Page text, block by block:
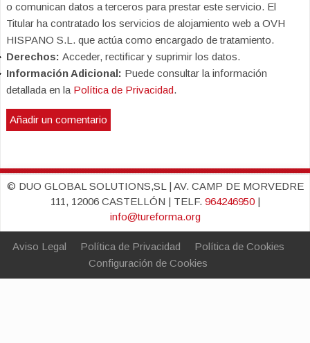
o comunican datos a terceros para prestar este servicio. El
Titular ha contratado los servicios de alojamiento web a OVH
HISPANO S.L. que actúa como encargado de tratamiento.
Derechos: Acceder, rectificar y suprimir los datos.
Información Adicional: Puede consultar la información
detallada en la Política de Privacidad.
© DUO GLOBAL SOLUTIONS,SL | AV. CAMP DE MORVEDRE
111, 12006 CASTELLÓN | TELF. 964246950|
info@tureforma.org
Aviso Legal Política de Privacidad
Política de Cookies
Configuración de Cookies